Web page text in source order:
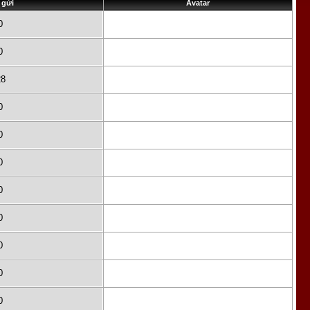
gửi Avatar